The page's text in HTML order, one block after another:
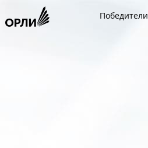
Победители